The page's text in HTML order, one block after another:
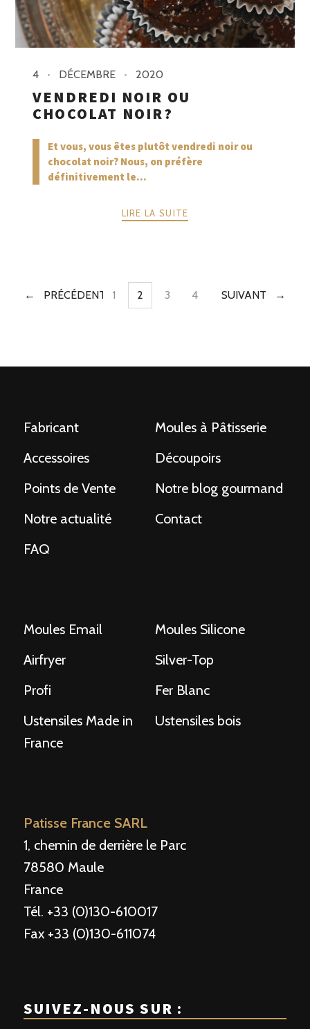
4 DÉCEMBRE 2020
VENDREDI NOIR OU
CHOCOLAT NOIR?
Et vous, vous êtes plutôt vendredi noir ou
chocolat noir? Nous, on préfère
définitivement le...
LIRE LA SUITE
PRÉCÉDENTE PAGE
1 PAGE
2 PAGE
3 PAGE
4 SUIVANT
Fabricant
Moules à Pâtisserie
Accessoires
Découpoirs
Points de Vente
Notre blog gourmand
Notre actualité
Contact
FAQ
Moules Email
Moules Silicone
Airfryer
Silver-Top
Profi
Fer Blanc
Ustensiles Made in
France
Ustensiles bois
Patisse France SARL
1, chemin de derrière le Parc
78580 Maule
France
Tél. +33 (0)130-610017
Fax +33 (0)130-611074
SUIVEZ-NOUS SUR :